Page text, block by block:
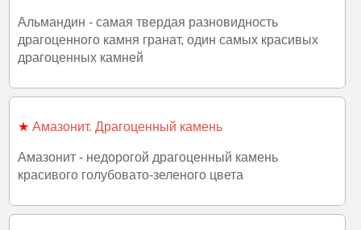
Альмандин - самая твердая разновидность
драгоценного камня гранат, один самых красивых
драгоценных камней
★ Амазонит. Драгоценный камень
Амазонит - недорогой драгоценный камень
красивого голубовато-зеленого цвета